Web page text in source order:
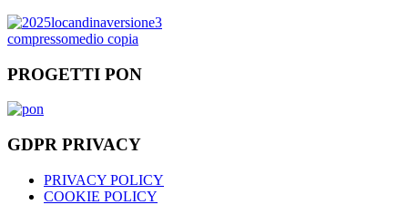
PROGETTI PON
GDPR PRIVACY
PRIVACY POLICY
COOKIE POLICY